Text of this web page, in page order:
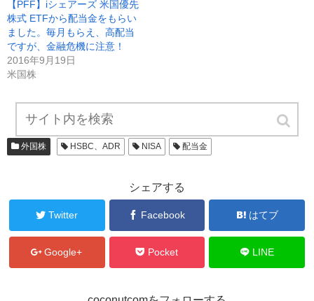
い
ウ
ィ
ン
ド
ウ
で
開
き
ま
し
て
く
だ
さ
い
(
新
ン
ド
ウ
開
き
ま
【PFF】iシェアーズ 米国優先
株式 ETFから配当金をもらい
ました。毎月もらえ、高配当
ですが、金融危機に注意！
2016年9月19日
米国株
外国株 HSBC、ADR NISA 配当金
シェアする
Twitter Facebook はてブ
Google+ Pocket LINE